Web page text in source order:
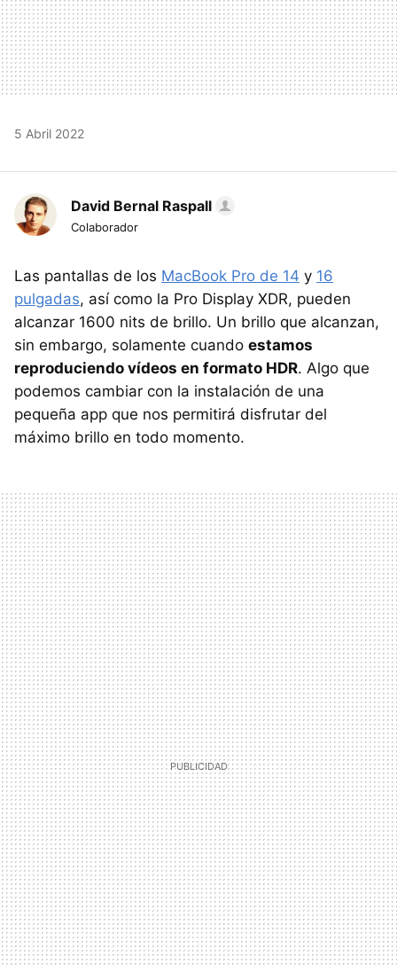
5 Abril 2022
David Bernal Raspall
Colaborador
Las pantallas de los MacBook Pro de 14 y 16
pulgadas, así como la Pro Display XDR, pueden
alcanzar 1600 nits de brillo. Un brillo que alcanzan,
sin embargo, solamente cuando estamos
reproduciendo vídeos en formato HDR. Algo que
podemos cambiar con la instalación de una
pequeña app que nos permitirá disfrutar del
máximo brillo en todo momento.